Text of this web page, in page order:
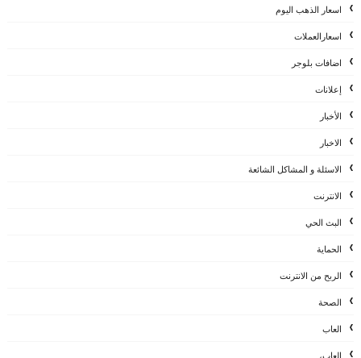
اسعار الذهب اليوم
اسعارالعملات
اضافات بلوجر
إعلانات
الأخبار
الاخبار
الاسئلة و المشاكل الشائعة
الانترنت
البث الحي
الحماية
الربح من الانترنت
الصحة
العاب